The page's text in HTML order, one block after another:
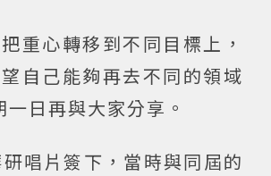
重心轉移到不同目標上，
自己能夠再去不同的領域
日再與大家分享。
唱片簽下，當時與同屆的